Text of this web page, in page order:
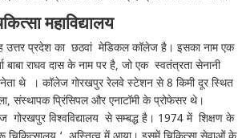
महाविद्यालय
उत्तर प्रदेश का छठवां मेडिकल कॉलेज है। इसका नाम एक
बाबा राघव दास के नाम पर है, जो एक स्वतंत्रता सेनानी
थे । कॉलेज गोरखपुर रेलवे स्टेशन से 8 किमी दूर स्थित
संस्थापक प्रिंसिपल और एनाटॉमी के प्रोफेसर थे।
गोरखपुर विश्वविद्यालय से सम्बद्ध है। 1974 में शिक्षण के